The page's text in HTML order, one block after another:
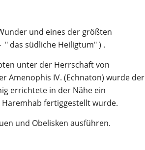
und eines der größten
" das südliche Heiligtum" ) .
unter der Herrschaft von
Amenophis IV. (Echnaton) wurde der
errichtete in der Nähe ein
fertiggestellt wurde.
und Obelisken ausführen.